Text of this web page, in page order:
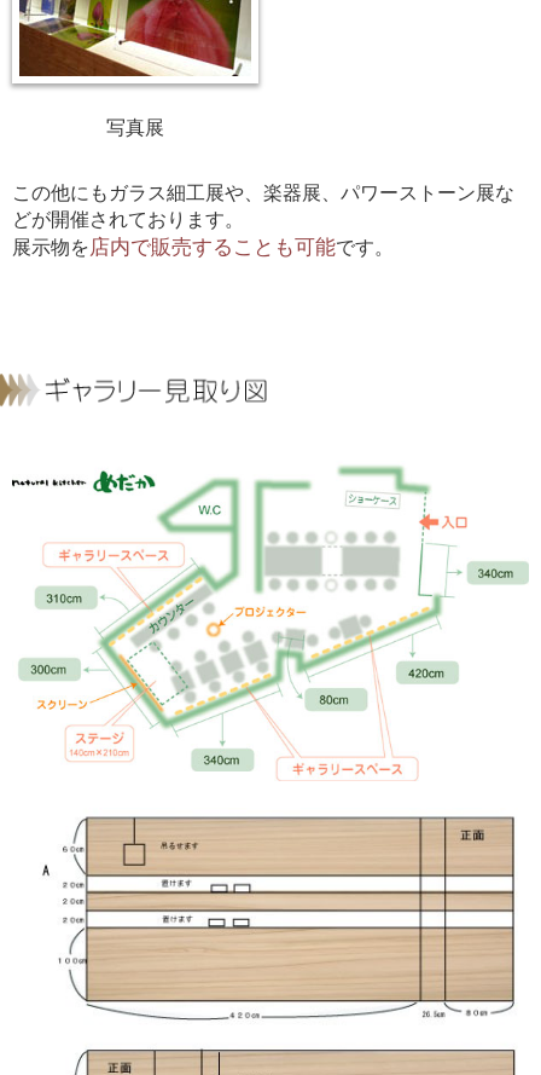
写真展
この他にもガラス細工展や、楽器展、パワーストーン展な
どが開催されております。
展示物を店内で販売することも可能です。